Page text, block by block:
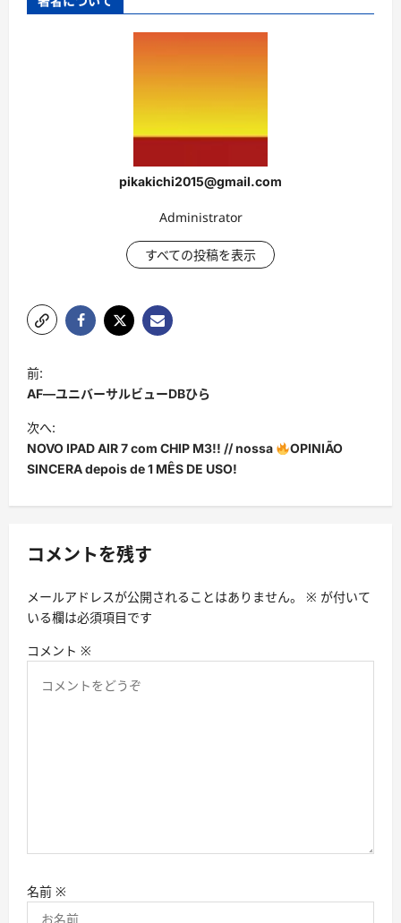
pikakichi2015@gmail.com
Administrator
すべての投稿を表示
投
稿
ナ
ビ
ゲ
ー
ョ
前:
AF―ユニバーサルビューDBひら
次へ:
NOVO IPAD AIR 7 com CHIP M3!! // nossa
OPINIÃO
SINCERA depois de 1 MÊS DE USO!
コメントを残す
メールアドレスが公開されることはありません。 ※ が付いて
いる欄は必須項目です
コメント ※
名前 ※